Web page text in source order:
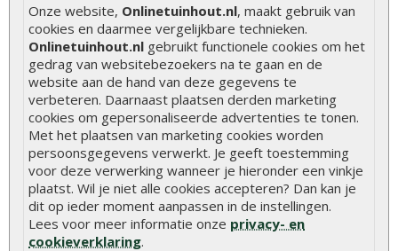
Onze website, Onlinetuinhout.nl, maakt gebruik van
cookies en daarmee vergelijkbare technieken.
Onlinetuinhout.nl gebruikt functionele cookies om het
gedrag van websitebezoekers na te gaan en de
website aan de hand van deze gegevens te
verbeteren. Daarnaast plaatsen derden marketing
cookies om gepersonaliseerde advertenties te tonen.
Met het plaatsen van marketing cookies worden
persoonsgegevens verwerkt. Je geeft toestemming
voor deze verwerking wanneer je hieronder een vinkje
plaatst. Wil je niet alle cookies accepteren? Dan kan je
dit op ieder moment aanpassen in de instellingen.
Lees voor meer informatie onze privacy- en
cookieverklaring.
Hoe schutting plaatsen
De 9 beste tuinschermen van Onlinetuinhout.nl
Stijlvolle houtsoorten voor in de tuin
Duurzame tuin
Welke palen voor een schapenhek
Alle populaire categorieën
Tuinhout
Schutting
Tuindeuren
Tuinschermen